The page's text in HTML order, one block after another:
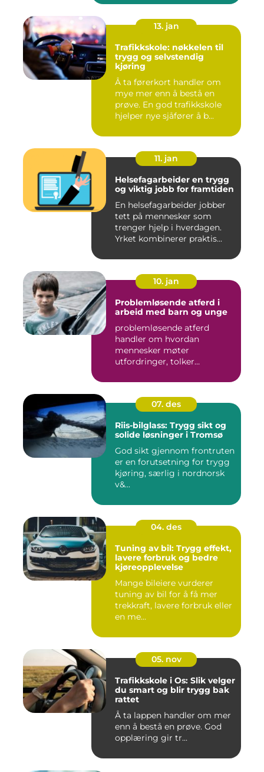
13. jan
Trafikkskole: nøkkelen til
trygg og selvstendig
kjøring
Å ta førerkort handler om
mye mer enn å bestå en
prøve. En god trafikkskole
hjelper nye sjåfører å b...
11. jan
Helsefagarbeider en trygg
og viktig jobb for framtiden
En helsefagarbeider jobber
tett på mennesker som
trenger hjelp i hverdagen.
Yrket kombinerer praktis...
10. jan
Problemløsende atferd i
arbeid med barn og unge
problemløsende atferd
handler om hvordan
mennesker møter
utfordringer, tolker
07. des
Riis-bilglass: Trygg sikt og
solide løsninger i Tromsø
God sikt gjennom frontruten
er en forutsetning for trygg
kjøring, særlig i nordnorsk
v&...
04. des
Tuning av bil: Trygg effekt,
lavere forbruk og bedre
kjøreopplevelse
Mange bileiere vurderer
tuning av bil for å få mer
trekkraft, lavere forbruk eller
en me...
05. nov
Trafikkskole i Os: Slik velger
du smart og blir trygg bak
rattet
Å ta lappen handler om mer
enn å bestå en prøve. God
opplæring gir tr...